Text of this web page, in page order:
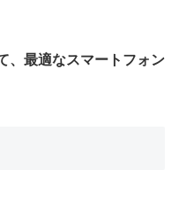
、最適なスマートフォン